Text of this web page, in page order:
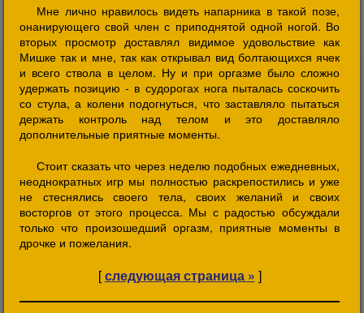
Мне лично нравилось видеть напарника в такой позе,
онанирующего свой член с приподнятой одной ногой. Во
вторых просмотр доставлял видимое удовольствие как
Мишке так и мне, так как открывал вид болтающихся ячек
и всего ствола в целом. Ну и при оргазме было сложно
удержать позицию - в судорогах нога пыталась соскочить
со стула, а колени подогнуться, что заставляло пытаться
держать контроль над телом и это доставляло
дополнительные приятные моменты.
Стоит сказать что через неделю подобных ежедневных,
неоднократных игр мы полностью раскрепостились и уже
не стеснялись своего тела, своих желаний и своих
восторгов от этого процесса. Мы с радостью обсуждали
только что произошедший оргазм, приятные моменты в
дрочке и пожелания.
[следующая страница » ]